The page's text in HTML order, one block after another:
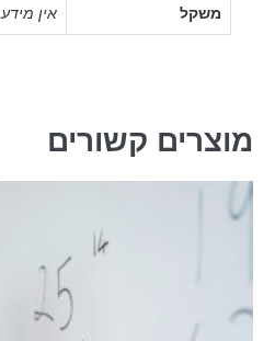
משקל אין מידע
מוצרים קשורים